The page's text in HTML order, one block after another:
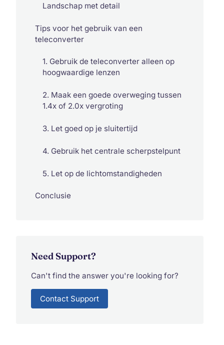
Landschap met detail
Tips voor het gebruik van een
teleconverter
1. Gebruik de teleconverter alleen op
hoogwaardige lenzen
2. Maak een goede overweging tussen
1.4x of 2.0x vergroting
3. Let goed op je sluitertijd
4. Gebruik het centrale scherpstelpunt
5. Let op de lichtomstandigheden
Conclusie
Need Support?
Can't find the answer you're looking for?
Contact Support